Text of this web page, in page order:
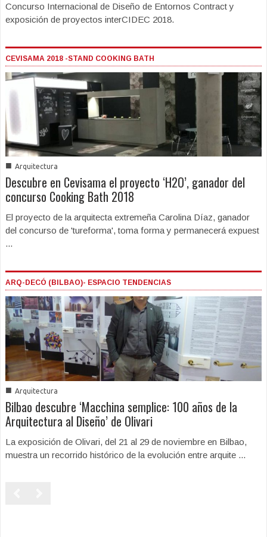
Concurso Internacional de Diseño de Entornos Contract y
exposición de proyectos interCIDEC 2018.
CEVISAMA 2018 -STAND COOKING BATH
■ Arquitectura
Descubre en Cevisama el proyecto ‘H2O’, ganador del
concurso Cooking Bath 2018
El proyecto de la arquitecta extremeña Carolina Díaz, ganador
del concurso de 'tureforma', toma forma y permanecerá expuest
...
ARQ-DECÓ (BILBAO)- ESPACIO TENDENCIAS
■ Arquitectura
Bilbao descubre ‘Macchina semplice: 100 años de la
Arquitectura al Diseño’ de Olivari
La exposición de Olivari, del 21 al 29 de noviembre en Bilbao,
muestra un recorrido histórico de la evolución entre arquite ...